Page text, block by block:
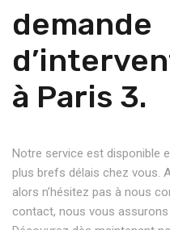
demande
à Paris 3.
Notre service est disponible
plus brefs délais chez vous.
alors n’hésitez pas à nous
contact, nous vous assurons